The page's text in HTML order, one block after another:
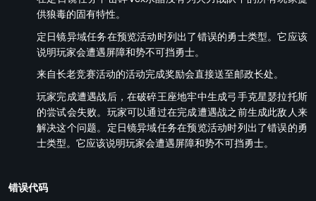
供狼毒的固有特性。
定日镜异域任务在预览活动时列出了错误的勇士类型。它应该
说明玩家会遭遇屏障和势不可挡勇士。
来自长老竞赛活动的活动完成奖励会直接送至邮政长处。
玩家完成遭遇战后，在破碎王座地牢中生成弓手克星瑟拉托斯
的尝试会失败。玩家可以通过在完成遭遇战之前生成此敌人来
解决这个问题。定日镜异域任务在预览活动时列出了错误的勇
士类型。它应该说明玩家会遭遇屏障和势不可挡勇士。
错误代码